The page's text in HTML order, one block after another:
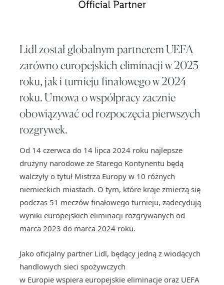
Lidl został globalnym partnerem UEFA
zarówno europejskich eliminacji w 2023
roku, jak i turnieju finałowego w 2024
roku. Umowa o współpracy zacznie
obowiązywać od rozpoczęcia pierwszych
rozgrywek.
Od 14 czerwca do 14 lipca 2024 roku najlepsze
drużyny narodowe ze Starego Kontynentu będą
walczyły o tytuł Mistrza Europy w 10 różnych
niemieckich miastach. O tym, które kraje zmierzą się
podczas 51 meczów finałowego turnieju, zadecydują
wyniki europejskich eliminacji rozgrywanych od
marca 2023 do marca 2024 roku.
Jako oficjalny partner Lidl, będący jedną z wiodących
handlowych sieci spożywczych
w Europie wspiera europejskie eliminacje oraz UEFA